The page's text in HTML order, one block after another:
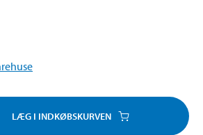
LÆG I INDKØBSKURVEN